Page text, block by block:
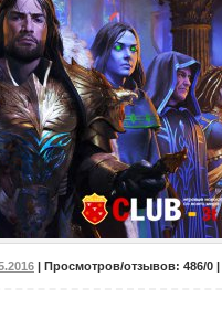
| Просмотров/отзывов: 486/0 |